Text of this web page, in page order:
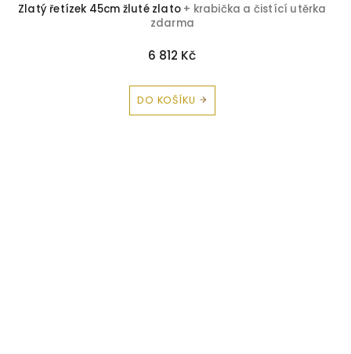
Zlatý řetízek 45cm žluté zlato + krabička a čistící utěrka
zdarma
6 812 Kč
DO KOŠÍKU